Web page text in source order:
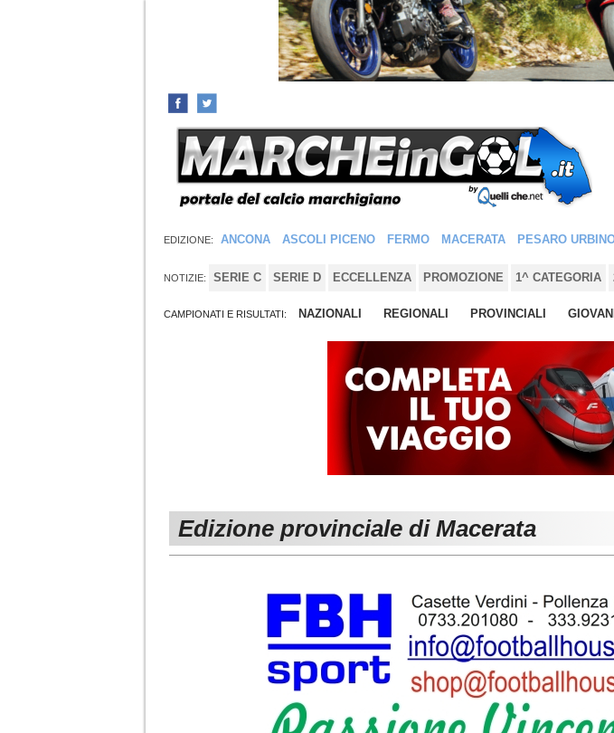
EDIZIONE: ANCONA ASCOLI PICENO FERMO MACERATA PESARO
NOTIZIE: SERIE C SERIE D ECCELLENZA PROMOZIONE 1^ CATEGORIA
CAMPIONATI E RISULTATI: NAZIONALI REGIONALI PROVINCIALI
Edizione provinciale di Macerata